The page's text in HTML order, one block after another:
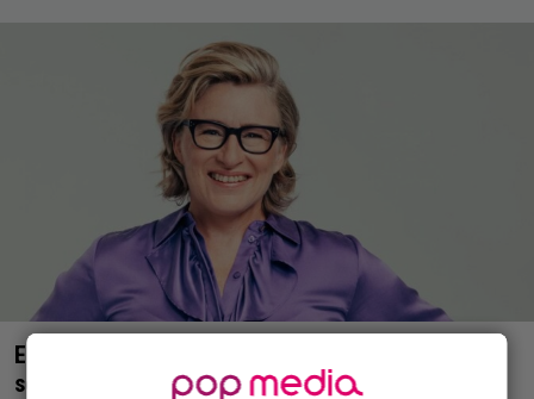
Elämäni biisin Katja Ståhlin roisi vitsi suututti
somen välittömästi